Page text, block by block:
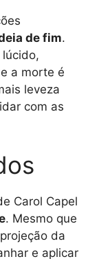
de fim.
a morte é
leveza
com as
Carol Capel
. Mesmo que
da
e aplicar